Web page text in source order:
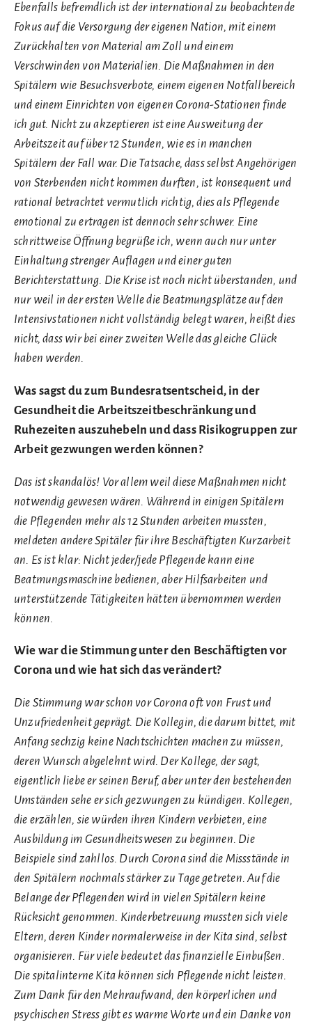
Ebenfalls befremdlich ist der international zu beobachtende
Fokus auf die Versorgung der eigenen Nation, mit einem
Zurückhalten von Material am Zoll und einem
Verschwinden von Materialien. Die Maßnahmen in den
Spitälern wie Besuchsverbote, einem eigenen Notfallbereich
und einem Einrichten von eigenen Corona-Stationen finde
ich gut. Nicht zu akzeptieren ist eine Ausweitung der
Arbeitszeit auf über 12 Stunden, wie es in manchen
Spitälern der Fall war. Die Tatsache, dass selbst Angehörigen
von Sterbenden nicht kommen durften, ist konsequent und
rational betrachtet vermutlich richtig, dies als Pflegende
emotional zu ertragen ist dennoch sehr schwer. Eine
schrittweise Öffnung begrüße ich, wenn auch nur unter
Einhaltung strenger Auflagen und einer guten
Berichterstattung. Die Krise ist noch nicht überstanden, und
nur weil in der ersten Welle die Beatmungsplätze auf den
Intensivstationen nicht vollständig belegt waren, heißt dies
nicht, dass wir bei einer zweiten Welle das gleiche Glück
haben werden.
Was sagst du zum Bundesratsentscheid, in der
Gesundheit die Arbeitszeitbeschränkung und
Ruhezeiten auszuhebeln und dass Risikogruppen zur
Arbeit gezwungen werden können?
Das ist skandalös! Vor allem weil diese Maßnahmen nicht
notwendig gewesen wären. Während in einigen Spitälern
die Pflegenden mehr als 12 Stunden arbeiten mussten,
meldeten andere Spitäler für ihre Beschäftigten Kurzarbeit
an. Es ist klar: Nicht jeder/jede Pflegende kann eine
Beatmungsmaschine bedienen, aber Hilfsarbeiten und
unterstützende Tätigkeiten hätten übernommen werden
können.
Wie war die Stimmung unter den Beschäftigten vor
Corona und wie hat sich das verändert?
Die Stimmung war schon vor Corona oft von Frust und
Unzufriedenheit geprägt. Die Kollegin, die darum bittet, mit
Anfang sechzig keine Nachtschichten machen zu müssen,
deren Wunsch abgelehnt wird. Der Kollege, der sagt,
eigentlich liebe er seinen Beruf, aber unter den bestehenden
Umständen sehe er sich gezwungen zu kündigen. Kollegen,
die erzählen, sie würden ihren Kindern verbieten, eine
Ausbildung im Gesundheitswesen zu beginnen. Die
Beispiele sind zahllos. Durch Corona sind die Missstände in
den Spitälern nochmals stärker zu Tage getreten. Auf die
Belange der Pflegenden wird in vielen Spitälern keine
Rücksicht genommen. Kinderbetreuung mussten sich viele
Eltern, deren Kinder normalerweise in der Kita sind, selbst
organisieren. Für viele bedeutet das finanzielle Einbußen.
Die spitalinterne Kita können sich Pflegende nicht leisten.
Zum Dank für den Mehraufwand, den körperlichen und
psychischen Stress gibt es warme Worte und ein Danke von